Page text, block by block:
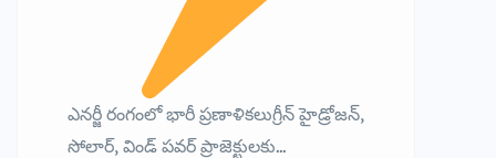
ఎనర్జీ రంగంలో భారీ ప్రణాళికలుగ్రీన్ హైడ్రోజన్,
సోలార్, విండ్ పవర్ ప్రాజెక్టులకు